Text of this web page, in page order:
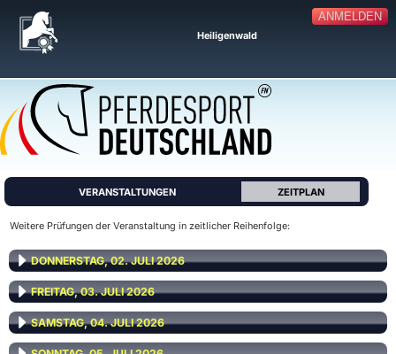
ANMELDEN
Heiligenwald
VERANSTALTUNGEN ZEITPLAN
Weitere Prüfungen der Veranstaltung in zeitlicher Reihenfolge:
DONNERSTAG, 02. JULI 2026
FREITAG, 03. JULI 2026
SAMSTAG, 04. JULI 2026